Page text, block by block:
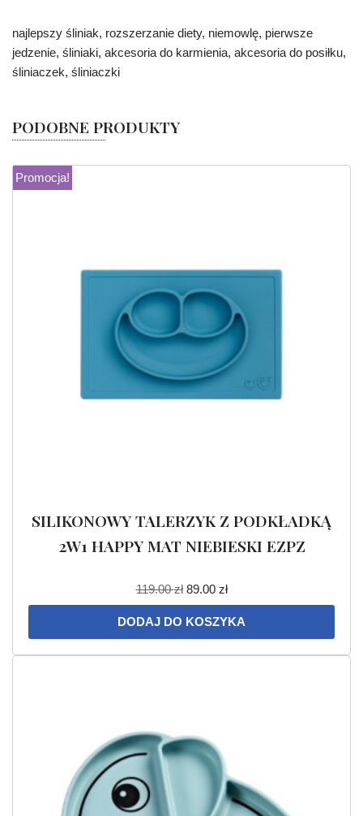
najlepszy śliniak, rozszerzanie diety, niemowlę, pierwsze
jedzenie, śliniaki, akcesoria do karmienia, akcesoria do posiłku,
śliniaczek, śliniaczki
PODOBNE PRODUKTY
Promocja!
SILIKONOWY TALERZYK Z PODKŁADKĄ
2W1 HAPPY MAT NIEBIESKI EZPZ
119.00zł 89.00 zł
DODAJ DO KOSZYKA